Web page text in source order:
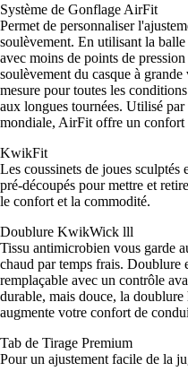
Système de Gonflage AirFit
Permet de personnaliser
soulèvement. En utilisant la
avec moins de points de
soulèvement du casque à
mesure pour toutes les
aux longues tournées. Utilisé
mondiale, AirFit offre un confort
KwikFit
Les coussinets de joues
pré-découpés pour mettre et
le confort et la commodité.
Doublure KwikWick lll
Tissu antimicrobien vous garde
chaud par temps frais. Doublure
remplaçable avec un contrôle
durable, mais douce, la
augmente votre confort de
Tab de Tirage Premium
Pour un ajustement facile de la